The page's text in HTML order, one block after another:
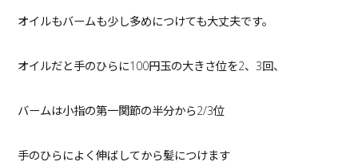
オイルもバームも少し多めにつけても大丈夫です。
オイルだと手のひらに100円玉の大きさ位を2、3回、
バームは小指の第一関節の半分から2/3位
手のひらによく伸ばしてから髪につけます